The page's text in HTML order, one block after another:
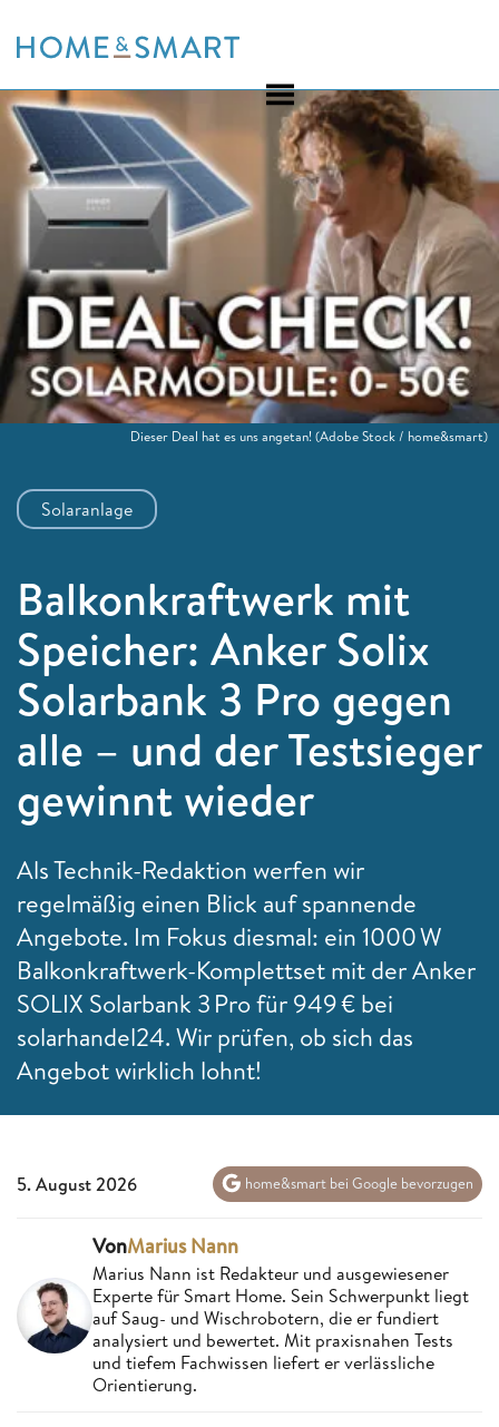
to
Solaranlage
Balkonkraftwerk mit
Speicher: Anker Solix
Solarbank 3 Pro gegen
alle – und der Testsieger
gewinnt wieder
Als Technik-Redaktion werfen wir
regelmäßig einen Blick auf spannende
Angebote. Im Fokus diesmal: ein 1000 W
Balkonkraftwerk-Komplettset mit der Anker
SOLIX Solarbank 3 Pro für 949 € bei
solarhandel24. Wir prüfen, ob sich das
Angebot wirklich lohnt!
Dieser Deal hat es uns angetan!(Adobe Stock / home&smart)
5. August 2026 home&smart bei Google bevorzugen
VonMarius Nann
Marius Nann ist Redakteur und ausgewiesener
Experte für Smart Home. Sein Schwerpunkt liegt
auf Saug- und Wischrobotern, die er fundiert
analysiert und bewertet. Mit praxisnahen Tests
und tiefem Fachwissen liefert er verlässliche
Orientierung.